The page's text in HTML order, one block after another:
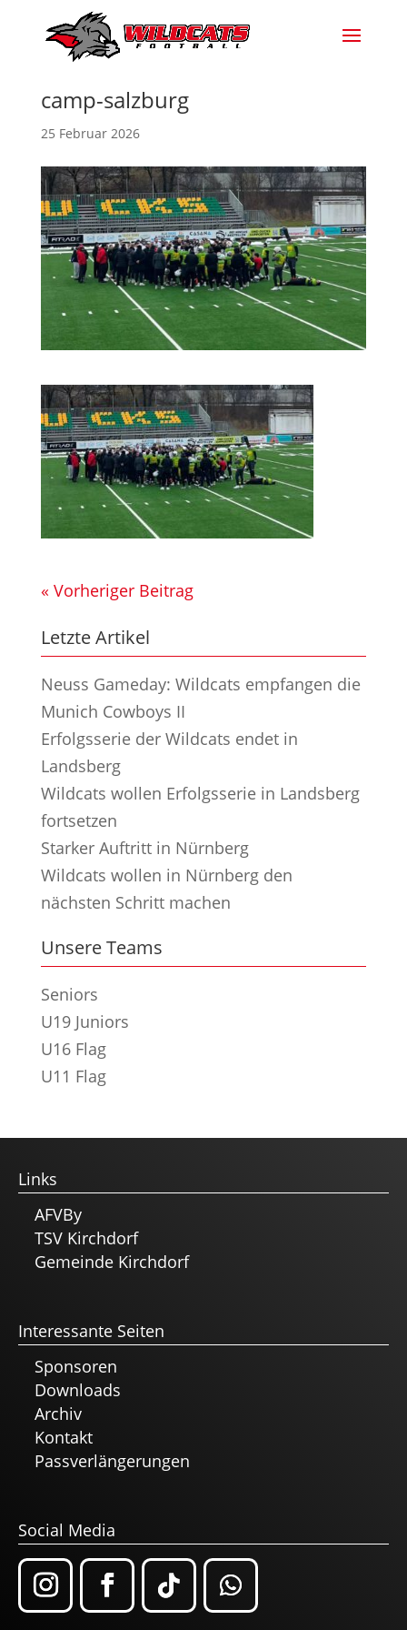
camp-salzburg
25 Februar 2026
« Vorheriger Beitrag
Letzte Artikel
Neuss Gameday: Wildcats empfangen die
Munich Cowboys II
Erfolgsserie der Wildcats endet in
Landsberg
Wildcats wollen Erfolgsserie in Landsberg
fortsetzen
Starker Auftritt in Nürnberg
Wildcats wollen in Nürnberg den
nächsten Schritt machen
Unsere Teams
Seniors
U19 Juniors
U16 Flag
U11 Flag
Links
AFVBy
TSV Kirchdorf
Gemeinde Kirchdorf
Interessante Seiten
Sponsoren
Downloads
Archiv
Kontakt
Passverlängerungen
Social Media